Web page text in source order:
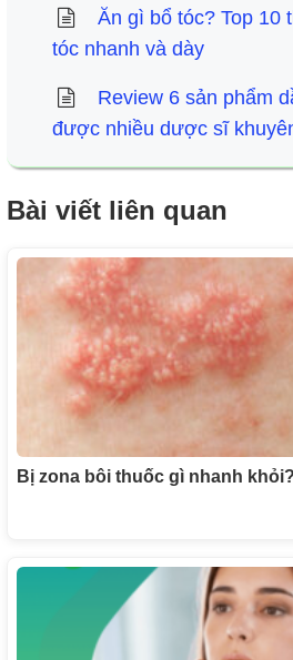
Ăn gì bổ tóc? Top 10
tóc nhanh và dày
Review 6 sản phẩm
được nhiều dược sĩ
Bài viết liên quan
Bị zona bôi thuốc gì nhanh